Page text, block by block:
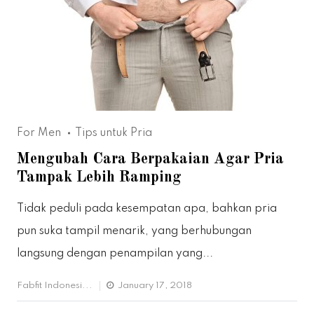
For Men Tips untuk Pria
Mengubah Cara Berpakaian Agar Pria
Tampak Lebih Ramping
Tidak peduli pada kesempatan apa, bahkan pria
pun suka tampil menarik, yang berhubungan
langsung dengan penampilan yang...
Fabfit Indonesi... January 17, 2018